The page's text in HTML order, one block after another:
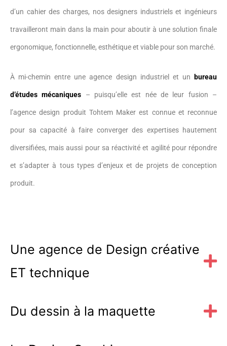
d’un cahier des charges, nos designers industriels et ingénieurs
travailleront main dans la main pour aboutir à une solution finale
ergonomique, fonctionnelle, esthétique et viable pour son marché.
À mi-chemin entre une agence design industriel et un bureau
d’études mécaniques – puisqu’elle est née de leur fusion –
l’agence design produit Tohtem Maker est connue et reconnue
pour sa capacité à faire converger des expertises hautement
diversifiées, mais aussi pour sa réactivité et agilité pour répondre
et s’adapter à tous types d’enjeux et de projets de conception
produit.
Une agence de Design créative
ET technique
Du dessin à la maquette